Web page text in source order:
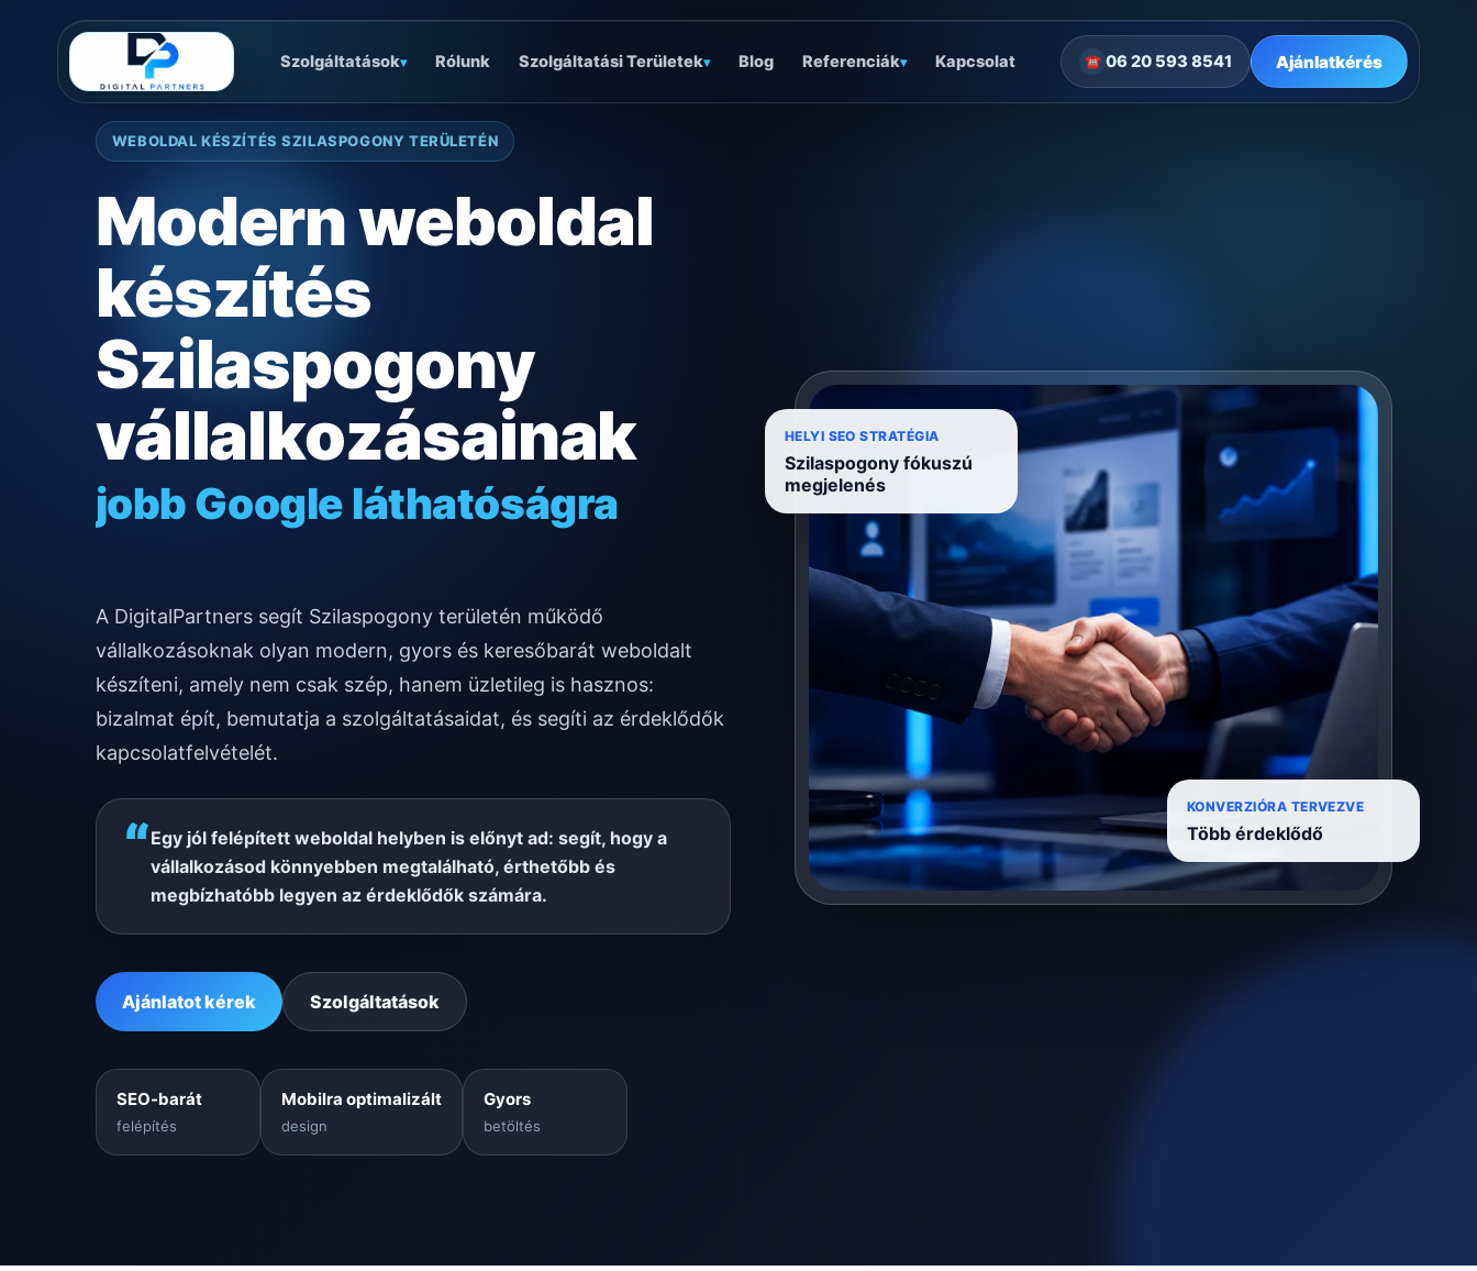
Szolgáltatások▾ Rólunk Szolgáltatási Területek▾ Blog Referenciák▾ Kapcsolat ☎ 06 20 593 8541 Ajánlatkérés
WEBOLDAL KÉSZÍTÉS SZILASPOGONY TERÜLETÉN
Modern weboldal
készítés
Szilaspogony
vállalkozásainak
jobb Google láthatóságra
gyors mobilos működésre
A DigitalPartners segít Szilaspogony területén működő
vállalkozásoknak olyan modern, gyors és keresőbarát weboldalt
készíteni, amely nem csak szép, hanem üzletileg is hasznos:
bizalmat épít, bemutatja a szolgáltatásaidat, és segíti az érdeklődők
kapcsolatfelvételét.
“Egy jól felépített weboldal helyben is előnyt ad: segít, hogy a
vállalkozásod könnyebben megtalálható, érthetőbb és
megbízhatóbb legyen az érdeklődők számára.
Ajánlatot kérek Szolgáltatások
SEO-barát
felépítés
Mobilra optimalizált
design
Gyors
betöltés
HELYI SEO STRATÉGIA
Szilaspogony fókuszú
megjelenés
KONVERZIÓRA TERVEZVE
Több érdeklődő